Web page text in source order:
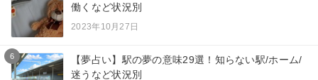
働くなど状況別
2023年10月27日
6
【夢占い】駅の夢の意味29選！知らない駅/ホーム/
迷うなど状況別